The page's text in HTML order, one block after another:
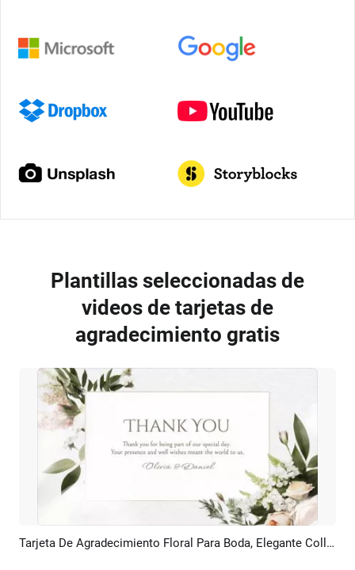
Plantillas seleccionadas de
videos de tarjetas de
agradecimiento gratis
Previsualizar Crear IA Tarjeta De Agradecimiento Floral Para Boda, Elegante Collage Con Estilo Acuarela Y Presentación De Diapositivas